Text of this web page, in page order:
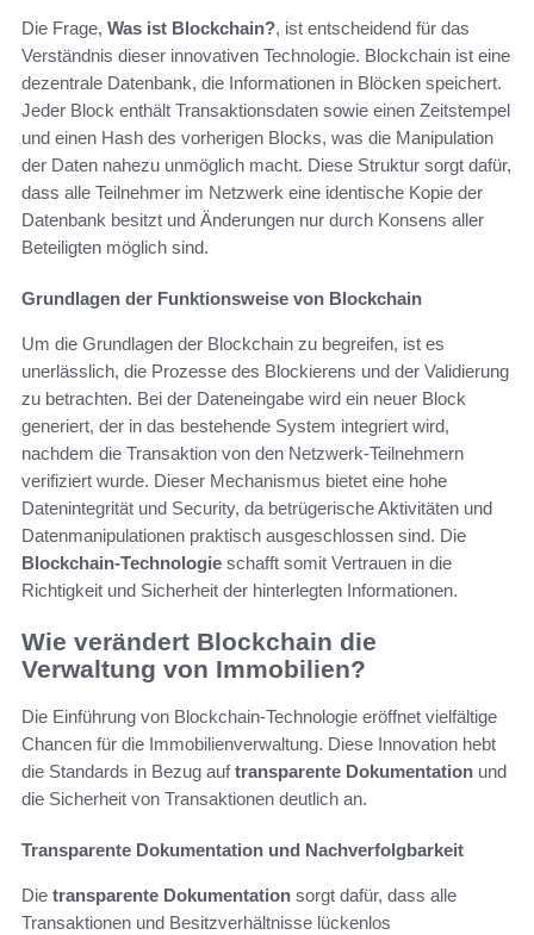
Die Frage, Was ist Blockchain?, ist entscheidend für das
Verständnis dieser innovativen Technologie. Blockchain ist eine
dezentrale Datenbank, die Informationen in Blöcken speichert.
Jeder Block enthält Transaktionsdaten sowie einen Zeitstempel
und einen Hash des vorherigen Blocks, was die Manipulation
der Daten nahezu unmöglich macht. Diese Struktur sorgt dafür,
dass alle Teilnehmer im Netzwerk eine identische Kopie der
Datenbank besitzt und Änderungen nur durch Konsens aller
Beteiligten möglich sind.
Grundlagen der Funktionsweise von Blockchain
Um die Grundlagen der Blockchain zu begreifen, ist es
unerlässlich, die Prozesse des Blockierens und der Validierung
zu betrachten. Bei der Dateneingabe wird ein neuer Block
generiert, der in das bestehende System integriert wird,
nachdem die Transaktion von den Netzwerk-Teilnehmern
verifiziert wurde. Dieser Mechanismus bietet eine hohe
Datenintegrität und Security, da betrügerische Aktivitäten und
Datenmanipulationen praktisch ausgeschlossen sind. Die
Blockchain-Technologie schafft somit Vertrauen in die
Richtigkeit und Sicherheit der hinterlegten Informationen.
Wie verändert Blockchain die
Verwaltung von Immobilien?
Die Einführung von Blockchain-Technologie eröffnet vielfältige
Chancen für die Immobilienverwaltung. Diese Innovation hebt
die Standards in Bezug auftransparente Dokumentation und
die Sicherheit von Transaktionen deutlich an.
Transparente Dokumentation und Nachverfolgbarkeit
Die transparente Dokumentation sorgt dafür, dass alle
Transaktionen und Besitzverhältnisse lückenlos